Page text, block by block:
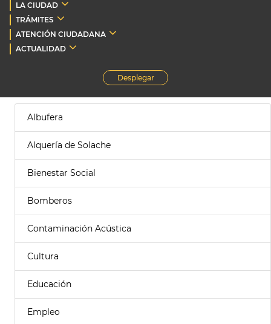
LA CIUDAD
TRÁMITES
ATENCIÓN CIUDADANA
ACTUALIDAD
Desplegar
Albufera
Alquería de Solache
Bienestar Social
Bomberos
Contaminación Acústica
Cultura
Educación
Empleo